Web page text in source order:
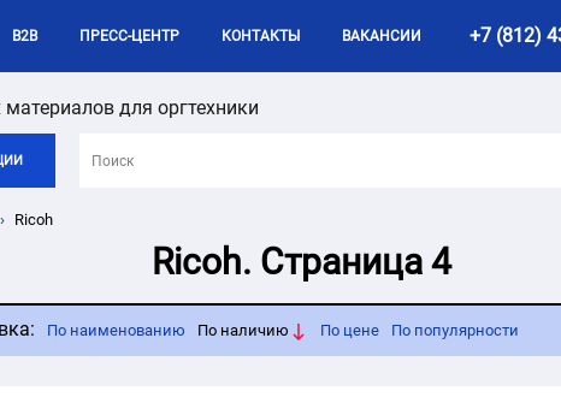
B2B ПРЕСС-ЦЕНТР КОНТАКТЫ ВАКАНСИИ +7 (812)
для оргтехники
Ricoh
Ricoh. Страница 4
По наименованию По наличию По цене По популярности